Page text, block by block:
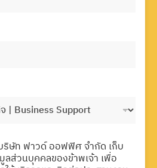
ริษัท ฟาวด์ ออฟฟิศ จำกัด เก็บ
ลส่วนบุคคลของข้าพเจ้า เพื่อ